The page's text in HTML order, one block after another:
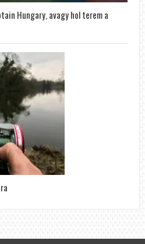
Hungary, avagy hol terem a